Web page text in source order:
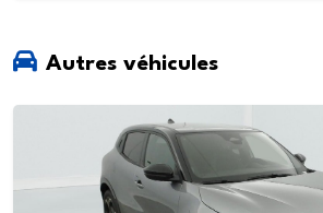
Radio DAB
Assistant de maintien dans la voie
Autres véhicules